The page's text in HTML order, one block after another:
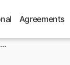
Agreements